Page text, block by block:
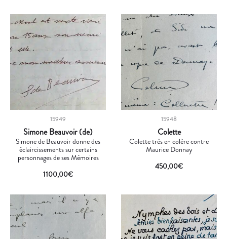
15949
Simone Beauvoir (de)
Simone de Beauvoir donne des
éclaircissements sur certains
personnages de ses Mémoires
1100,00€
15948
Colette
Colette très en colère contre
Maurice Donnay
450,00€